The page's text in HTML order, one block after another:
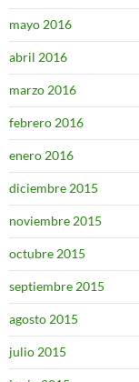
mayo 2016
abril 2016
marzo 2016
febrero 2016
enero 2016
diciembre 2015
noviembre 2015
octubre 2015
septiembre 2015
agosto 2015
julio 2015